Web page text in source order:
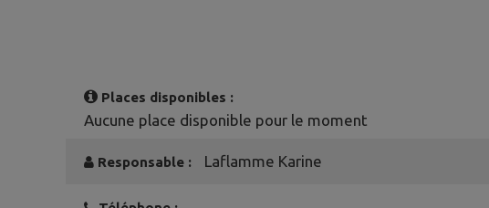
Places disponibles :
Aucune place disponible pour le moment
Responsable : Laflamme Karine